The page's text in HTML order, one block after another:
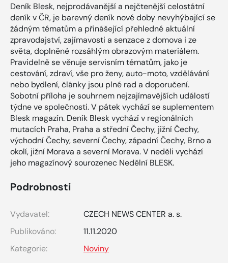
Deník Blesk, nejprodávanější a nejčtenější celostátní
deník v ČR, je barevný deník nové doby nevyhýbající se
žádným tématům a přinášející přehledné aktuální
zpravodajství, zajímavosti a senzace z domova i ze
světa, doplněné rozsáhlým obrazovým materiálem.
Pravidelně se věnuje servisním tématům, jako je
cestování, zdraví, vše pro ženy, auto-moto, vzdělávání
nebo bydlení, články jsou plné rad a doporučení.
Sobotní příloha je souhrnem nejzajímavějších událostí
týdne ve společnosti. V pátek vychází se suplementem
Blesk magazín. Deník Blesk vychází v regionálních
mutacích Praha, Praha a střední Čechy, jižní Čechy,
východní Čechy, severní Čechy, západní Čechy, Brno a
okolí, jižní Morava a severní Morava. V neděli vychází
jeho magazínový sourozenec Nedělní BLESK.
Podrobnosti
Vydavatel:
CZECH NEWS CENTER a. s.
Publikováno:
11.11.2020
Kategorie:
Noviny